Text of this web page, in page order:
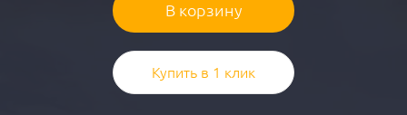
В корзину
Купить в 1 клик